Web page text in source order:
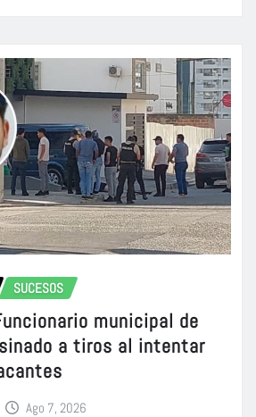
SUCESOS
municipal de
a tiros al intentar
Ago 7, 2026